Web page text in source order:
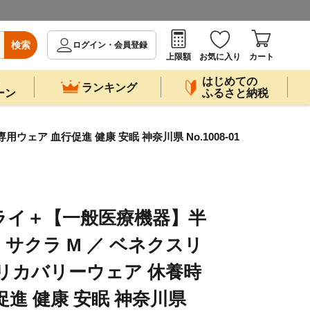
検索
ログイン・会員登録
上限額
お気に入り カート
ン
ランキング
はじめての
ふるさと納税
ウェア 血行促進 健康 安眠 神奈川県 No.1008-01
＋【一般医療機器】半
クラ M ／ ベネクスリ
カバリーウェア 休養時
進 健康 安眠 神奈川県